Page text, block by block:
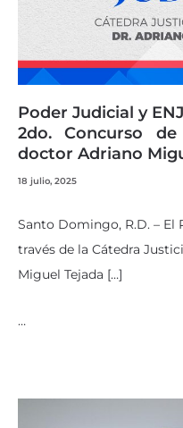
Poder Judicial y
2do. Concurso
doctor Adriano
18 julio, 2025
Santo Domingo, R.D. –
través de la Cátedra
Miguel Tejada […]
…